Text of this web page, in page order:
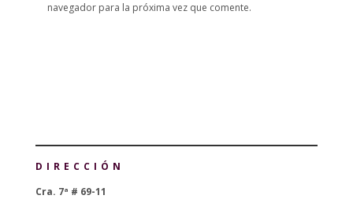
navegador para la próxima vez que comente.
DIRECCIÓN
Cra. 7ª # 69-11